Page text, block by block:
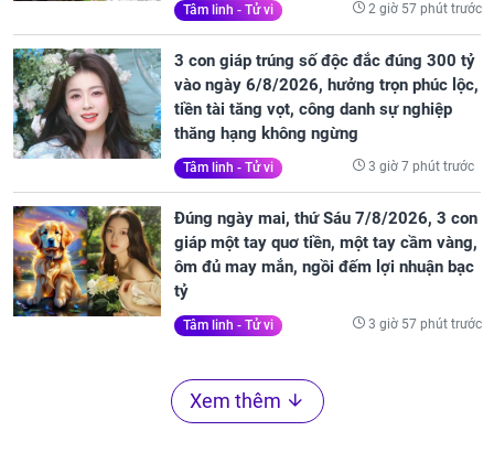
Tâm linh - Tử vi 2 giờ 57 phút trước
3 con giáp trúng số độc đắc đúng 300 tỷ
vào ngày 6/8/2026, hưởng trọn phúc lộc,
tiền tài tăng vọt, công danh sự nghiệp
thăng hạng không ngừng
Tâm linh - Tử vi 3 giờ 7 phút trước
Đúng ngày mai, thứ Sáu 7/8/2026, 3 con
giáp một tay quơ tiền, một tay cầm vàng,
ôm đủ may mắn, ngồi đếm lợi nhuận bạc
tỷ
Tâm linh - Tử vi 3 giờ 57 phút trước
Xem thêm